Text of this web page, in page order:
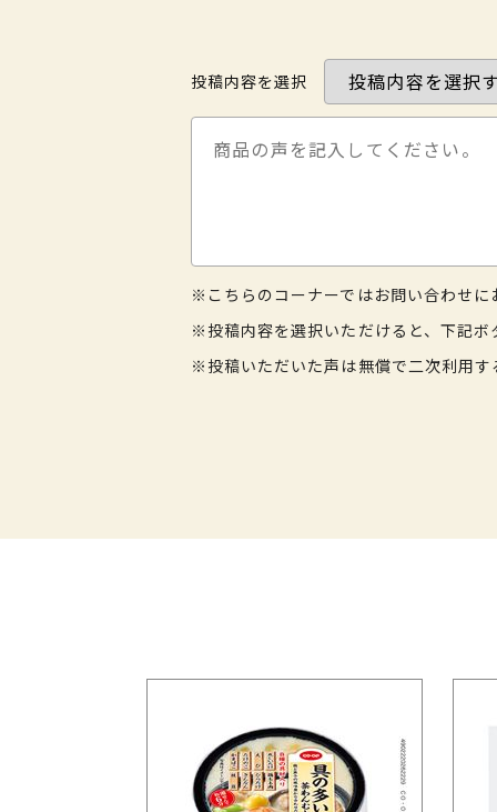
投稿内容を選択
※こちらのコーナーではお問い合わせに
※投稿内容を選択いただけると、下記ボ
※投稿いただいた声は無償で二次利用す